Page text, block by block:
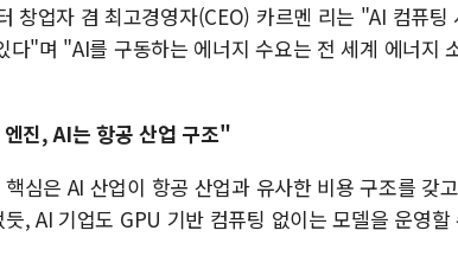
창업자 겸 최고경영자(CEO) 카르멘 리는 "AI 컴퓨
다"며 "AI를 구동하는 에너지 수요는 전 세계 에너지
진, AI는 항공 산업 구조"
심은 AI 산업이 항공 산업과 유사한 비용 구조를 갖
, AI 기업도 GPU 기반 컴퓨팅 없이는 모델을 운영할